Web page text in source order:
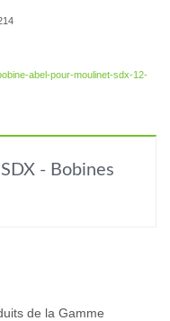
abel-pour-moulinet-sdx-12-
- Bobines
de la Gamme